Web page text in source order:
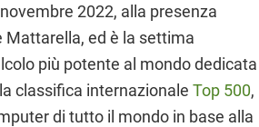
2022, alla presenza
Mattarella, ed è la settima
più potente al mondo dedicata
classifica internazionale Top 500,
di tutto il mondo in base alla